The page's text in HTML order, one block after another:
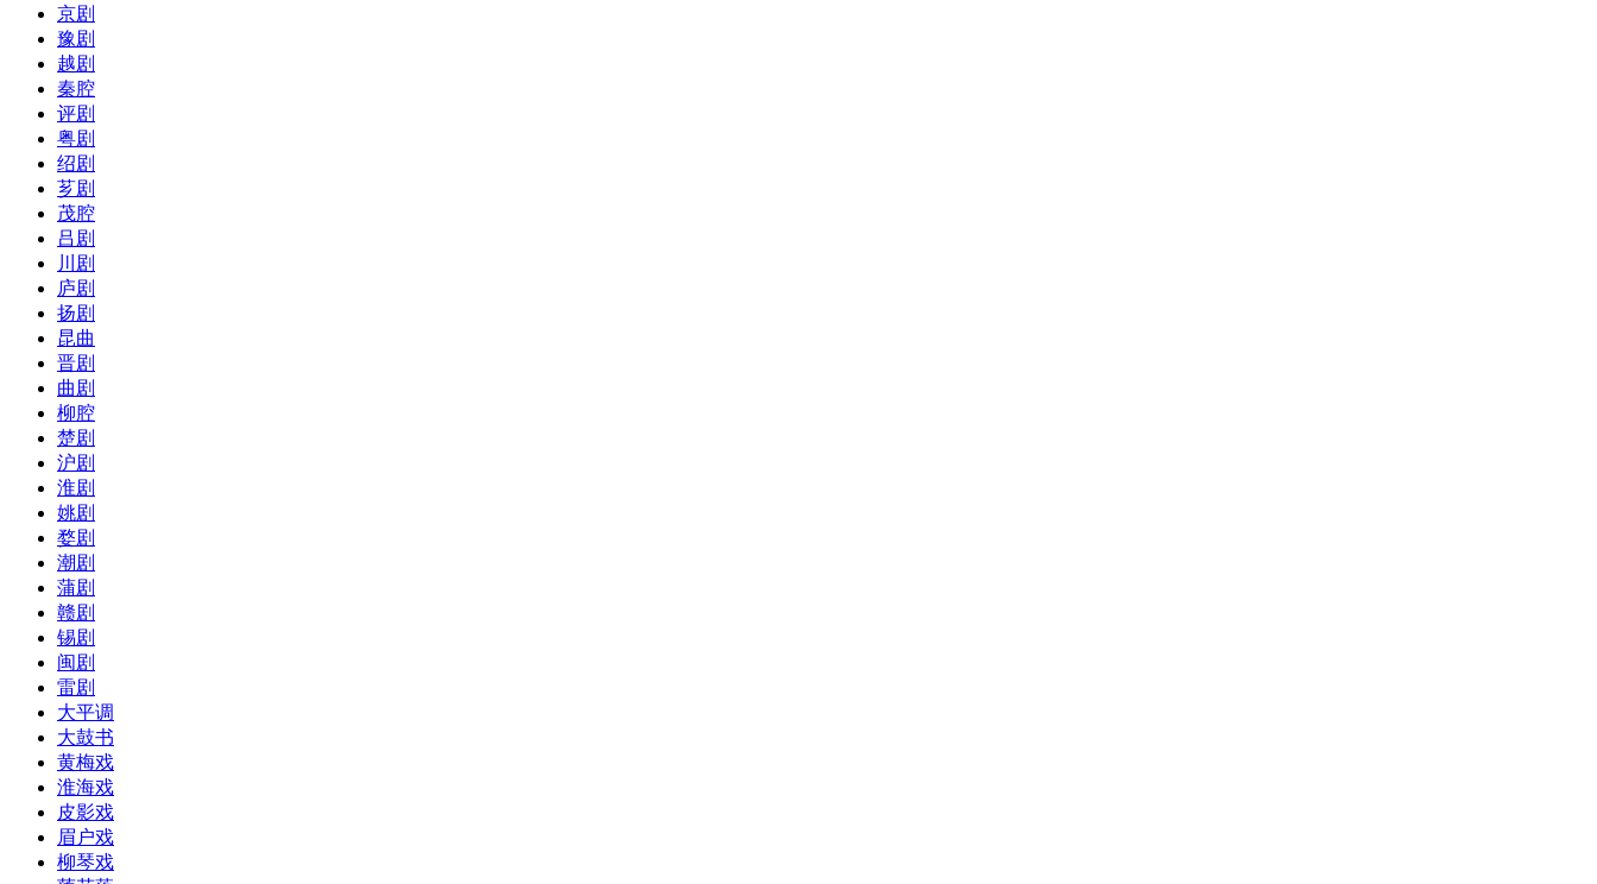
京剧
豫剧
越剧
秦腔
评剧
粤剧
绍剧
芗剧
茂腔
吕剧
川剧
庐剧
扬剧
昆曲
晋剧
曲剧
柳腔
楚剧
沪剧
淮剧
姚剧
婺剧
潮剧
蒲剧
赣剧
锡剧
闽剧
雷剧
大平调
大鼓书
黄梅戏
淮海戏
皮影戏
眉户戏
柳琴戏